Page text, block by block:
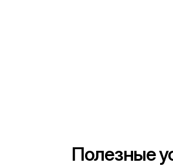
Полезные